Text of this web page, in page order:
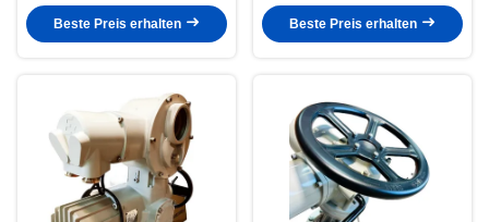
Beste Preis erhalten
Beste Preis erhalten